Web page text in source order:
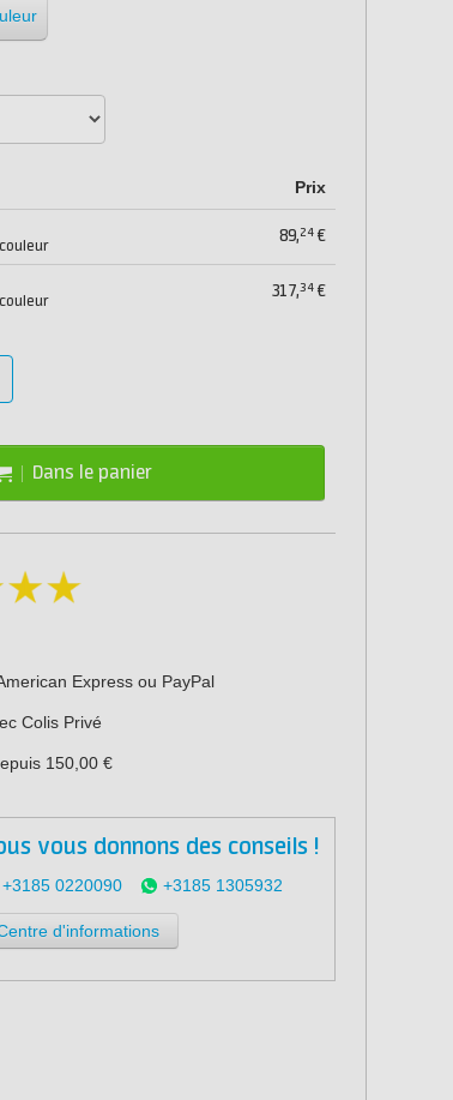
Prix
89,24 €
317,34 €
Dans le panier
Express ou PayPal
Colis Privé
150,00 €
vous donnons des conseils !
+3185 0220090 +3185 1305932
d'informations